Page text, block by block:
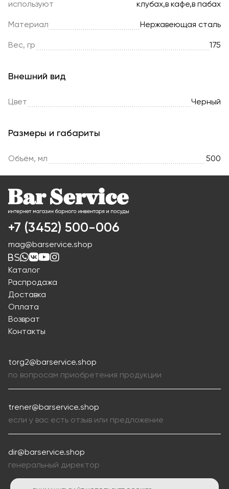
используют
клубах,в кафе,в пабах
Материал Нержавеющая сталь
Вес, гр 175
Внешний вид
Цвет Черный
Размеры и габариты
Объём, мл 500
+7 (3452) 500-006
mag@barservice.shop
Каталог
Распродажа
Доставка
Оплата
Возврат
Контакты
torg2@barservice.shop
по вопросам приобретения продукции
trener@barservice.shop
если у вас есть отзыв или предложение
dir@barservice.shop
генеральный директор